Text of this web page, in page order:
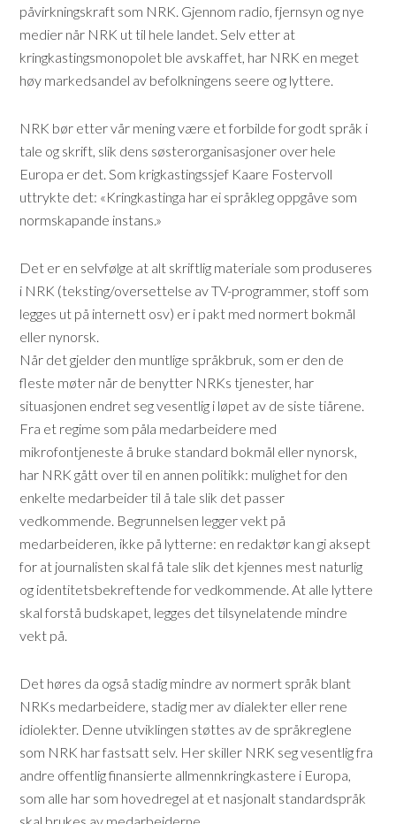
påvirkningskraft som NRK. Gjennom radio, fjernsyn og nye
medier når NRK ut til hele landet. Selv etter at
kringkastingsmonopolet ble avskaffet, har NRK en meget
høy markedsandel av befolkningens seere og lyttere.
NRK bør etter vår mening være et forbilde for godt språk i
tale og skrift, slik dens søsterorganisasjoner over hele
Europa er det. Som krigkastingssjef Kaare Fostervoll
uttrykte det: «Kringkastinga har ei språkleg oppgåve som
normskapande instans.»
Det er en selvfølge at alt skriftlig materiale som produseres
i NRK (teksting/oversettelse av TV-programmer, stoff som
legges ut på internett osv) er i pakt med normert bokmål
eller nynorsk.
Når det gjelder den muntlige språkbruk, som er den de
fleste møter når de benytter NRKs tjenester, har
situasjonen endret seg vesentlig i løpet av de siste tiårene.
Fra et regime som påla medarbeidere med
mikrofontjeneste å bruke standard bokmål eller nynorsk,
har NRK gått over til en annen politikk: mulighet for den
enkelte medarbeider til å tale slik det passer
vedkommende. Begrunnelsen legger vekt på
medarbeideren, ikke på lytterne: en redaktør kan gi aksept
for at journalisten skal få tale slik det kjennes mest naturlig
og identitetsbekreftende for vedkommende. At alle lyttere
skal forstå budskapet, legges det tilsynelatende mindre
vekt på.
Det høres da også stadig mindre av normert språk blant
NRKs medarbeidere, stadig mer av dialekter eller rene
idiolekter. Denne utviklingen støttes av de språkreglene
som NRK har fastsatt selv. Her skiller NRK seg vesentlig fra
andre offentlig finansierte allmennkringkastere i Europa,
som alle har som hovedregel at et nasjonalt standardspråk